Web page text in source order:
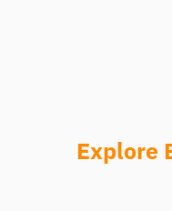
Explore